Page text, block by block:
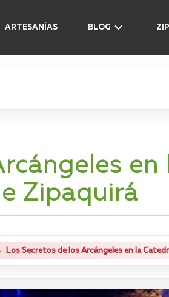
ARTESANÍAS BLOG
Zipaquirá
Los Secretos de los Arcángeles en la